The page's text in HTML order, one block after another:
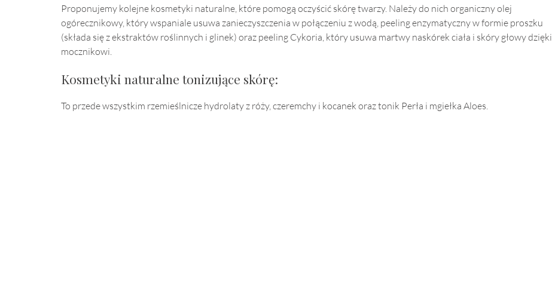
Proponujemy kolejne kosmetyki naturalne, które pomogą oczyścić skórę twarzy. Należy do nich organiczny olej
ogórecznikowy, który wspaniale usuwa zanieczyszczenia w połączeniu z wodą, peeling enzymatyczny w formie proszku
(składa się z ekstraktów roślinnych i glinek) oraz peeling Cykoria, który usuwa martwy naskórek ciała i skóry głowy dzięki
mocznikowi.
Kosmetyki naturalne tonizujące skórę:
To przede wszystkim rzemieślnicze hydrolaty z róży, czeremchy i kocanek oraz tonik Perła i mgiełka Aloes.